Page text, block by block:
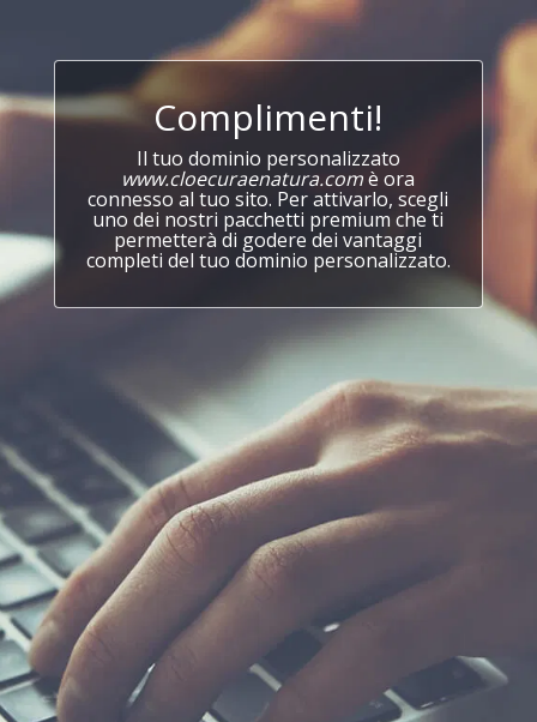
Complimenti!
Il tuo dominio personalizzato
www.cloecuraenatura.comè ora
connesso al tuo sito. Per attivarlo, scegli
uno dei nostri pacchetti premium che ti
permetterà di godere dei vantaggi
completi del tuo dominio personalizzato.